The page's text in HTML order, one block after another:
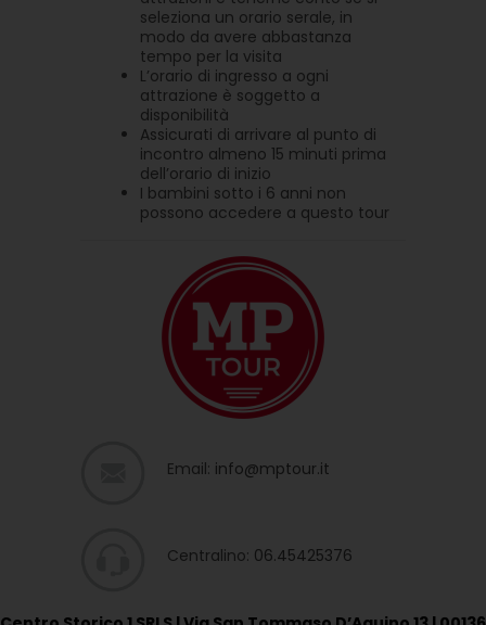
seleziona un orario serale, in
modo da avere abbastanza
tempo per la visita
L’orario di ingresso a ogni
attrazione è soggetto a
disponibilità
Assicurati di arrivare al punto di
incontro almeno 15 minuti prima
dell’orario di inizio
I bambini sotto i 6 anni non
possono accedere a questo tour
Email: info@mptour.it
Centralino: 06.45425376